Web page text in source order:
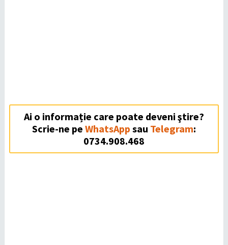
Ai o informație care poate deveni ştire?
Scrie-ne pe WhatsApp sau Telegram:
0734.908.468